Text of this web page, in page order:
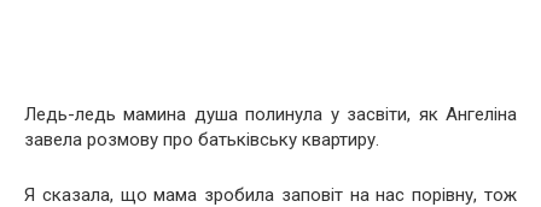
Ледь-ледь мамина душа полинула у засвіти, як Ангеліна
завела розмову про батьківську квартиру.
Я сказала, що мама зробила заповіт на нас порівну, тож